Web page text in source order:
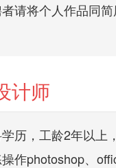
请将个人作品同
计师
历，工龄2年以上
作photoshop、